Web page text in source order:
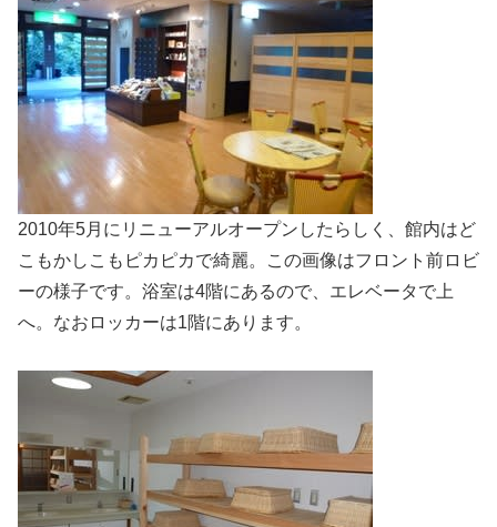
2010年5月にリニューアルオープンしたらしく、館内はど
こもかしこもピカピカで綺麗。この画像はフロント前ロビ
ーの様子です。浴室は4階にあるので、エレベータで上
へ。なおロッカーは1階にあります。